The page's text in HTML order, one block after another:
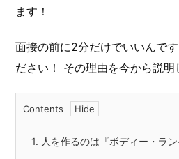
ます！
面接の前に2分だけでいいんです
ださい！ その理由を今から説明
Contents
1. 人を作るのは『ボディー・ラン